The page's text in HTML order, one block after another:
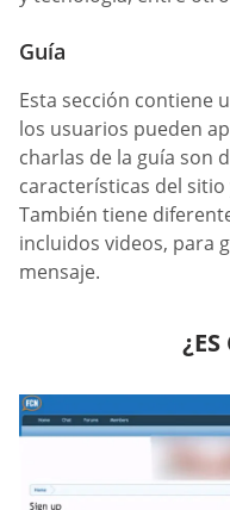
Guía
Esta sección contiene
los usuarios pueden
charlas de la guía son
características del
También tiene
incluidos videos, para
mensaje.
¿ES